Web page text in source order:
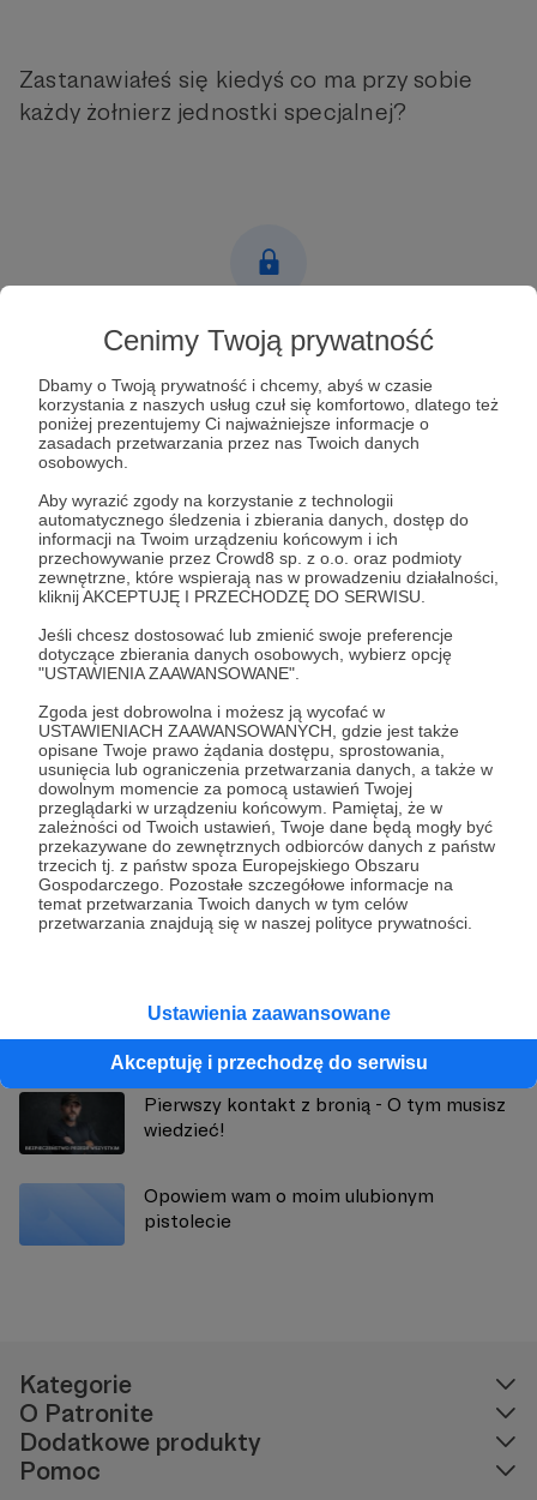
Cenimy Twoją prywatność
Dbamy o Twoją prywatność i chcemy, abyś w czasie
korzystania z naszych usług czuł się komfortowo, dlatego też
poniżej prezentujemy Ci najważniejsze informacje o
zasadach przetwarzania przez nas Twoich danych
osobowych.
Aby wyrazić zgody na korzystanie z technologii
automatycznego śledzenia i zbierania danych, dostęp do
informacji na Twoim urządzeniu końcowym i ich
przechowywanie przez Crowd8 sp. z o.o. oraz podmioty
zewnętrzne, które wspierają nas w prowadzeniu działalności,
kliknij AKCEPTUJĘ I PRZECHODZĘ DO SERWISU.
Jeśli chcesz dostosować lub zmienić swoje preferencje
dotyczące zbierania danych osobowych, wybierz opcję
"USTAWIENIA ZAAWANSOWANE".
Zgoda jest dobrowolna i możesz ją wycofać w
USTAWIENIACH ZAAWANSOWANYCH, gdzie jest także
opisane Twoje prawo żądania dostępu, sprostowania,
usunięcia lub ograniczenia przetwarzania danych, a także w
dowolnym momencie za pomocą ustawień Twojej
przeglądarki w urządzeniu końcowym. Pamiętaj, że w
zależności od Twoich ustawień, Twoje dane będą mogły być
przekazywane do zewnętrznych odbiorców danych z państw
trzecich tj. z państw spoza Europejskiego Obszaru
Gospodarczego. Pozostałe szczegółowe informacje na
temat przetwarzania Twoich danych w tym celów
przetwarzania znajdują się w naszej polityce prywatności.
Ustawienia zaawansowane
Akceptuję i przechodzę do serwisu
Zastanawiałeś się kiedyś co ma przy sobie
każdy żołnierz jednostki specjalnej?
Post dostępny tylko dla Patronów
Aby zobaczyć ten materiał musisz być zalogowany
Zostań Patronem
Zaloguj się
nagroda wyposażenie żołnierz jednostki specjalnej
Naval Polska
Zobacz profil autora
Zobacz również
Pierwszy kontakt z bronią - O tym musisz
wiedzieć!
Opowiem wam o moim ulubionym
pistolecie
Kategorie
O Patronite
Dodatkowe produkty
Pomoc